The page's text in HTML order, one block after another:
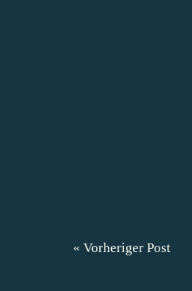
« Vorheriger Post